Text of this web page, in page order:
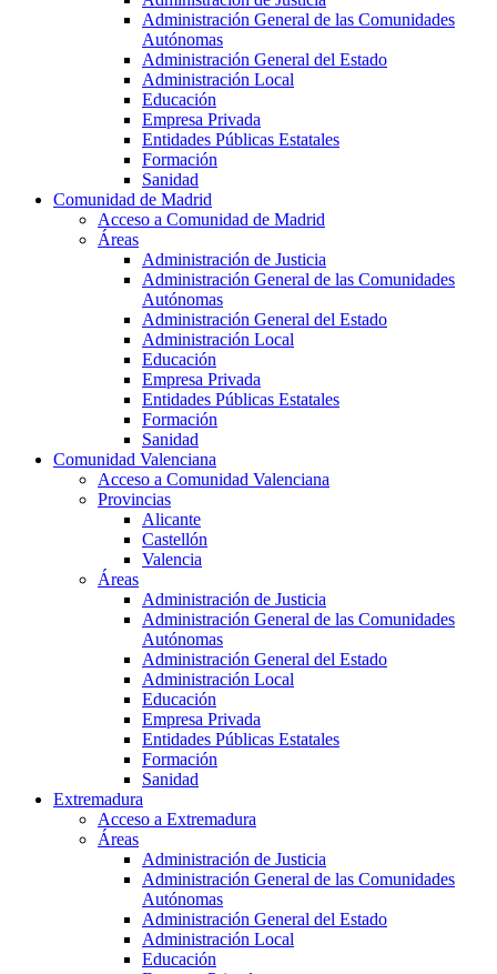
Administración General de las Comunidades
Autónomas
Administración General del Estado
Administración Local
Educación
Empresa Privada
Entidades Públicas Estatales
Formación
Sanidad
Comunidad de Madrid
Acceso a Comunidad de Madrid
Áreas
Administración de Justicia
Administración General de las Comunidades
Autónomas
Administración General del Estado
Administración Local
Educación
Empresa Privada
Entidades Públicas Estatales
Formación
Sanidad
Comunidad Valenciana
Acceso a Comunidad Valenciana
Provincias
Alicante
Castellón
Valencia
Áreas
Administración de Justicia
Administración General de las Comunidades
Autónomas
Administración General del Estado
Administración Local
Educación
Empresa Privada
Entidades Públicas Estatales
Formación
Sanidad
Extremadura
Acceso a Extremadura
Áreas
Administración de Justicia
Administración General de las Comunidades
Autónomas
Administración General del Estado
Administración Local
Educación